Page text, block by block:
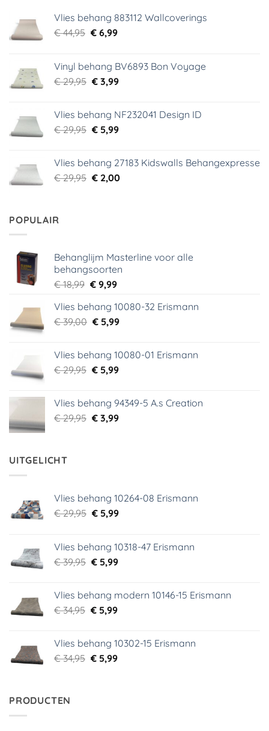
Vlies behang 883112 Wallcoverings
€44,95 Oorspronkelijke
€ 44,95.
€6,99Huidige
€ 6,99.
Vinyl behang BV6893 Bon Voyage
€29,95 Oorspronkelijke
€ 29,95.
€3,99Huidige
€ 3,99.
Vlies behang NF232041 Design ID
€29,95 Oorspronkelijke
€ 29,95.
€5,99Huidige
€ 5,99.
Vlies behang 27183 Kidswalls Behangexpresse
€29,95 Oorspronkelijke
€2,00Huidige
POPULAIR
Behanglijm Masterline voor alle
behangsoorten
€18,99 Oorspronkelijke
was:
€ 18,99.
€9,99Huidige
is:
€ 9,99.
Vlies behang 10080-32 Erismann
€39,00 Oorspronkelijke
€ 39,00.
€5,99Huidige
€ 5,99.
Vlies behang 10080-01 Erismann
€29,95 Oorspronkelijke
€ 29,95.
€5,99Huidige
€ 5,99.
Vlies behang 94349-5 A.s Creation
€29,95 Oorspronkelijke
€3,99Huidige
UITGELICHT
Vlies behang 10264-08 Erismann
€29,95 Oorspronkelijke
€ 29,95.
€5,99Huidige
€ 5,99.
Vlies behang 10318-47 Erismann
€39,95 Oorspronkelijke
€ 39,95.
€5,99Huidige
€ 5,99.
Vlies behang modern 10146-15 Erismann
€34,95 Oorspronkelijke
€ 34,95.
€5,99Huidige
€ 5,99.
Vlies behang 10302-15 Erismann
€34,95 Oorspronkelijke
€5,99Huidige
PRODUCTEN